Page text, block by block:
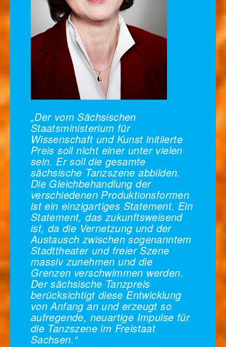
„Der vom Sächsischen
Staatsministerium für
Wissenschaft und Kunst initiierte
Preis soll nicht einer unter vielen
sein. Er soll die gesamte
sächsische Tanzszene abbilden.
Die Gleichbehandlung der
verschiedenen Produktionsformen
ist ein einzigartiges Statement. Ein
Statement, das zukunftsweisend
ist, da die Vernetzung und der
Austausch zwischen sogenanntem
Stadttheater und freier Szene
massiv zunehmen und die
Grenzen verschwimmen werden.
Der sächsische Tanzpreis
berücksichtigt diese Entwicklung
von Anfang an und erzeugt so
aufregende, neuartige Impulse für
die Tanzszene im Freistaat
Sachsen.“